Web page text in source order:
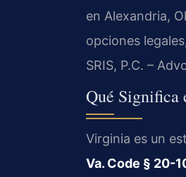
en Alexandria,
opciones
SRIS, P.C. –
Qué
Virginia es un
Va. Code § 20-